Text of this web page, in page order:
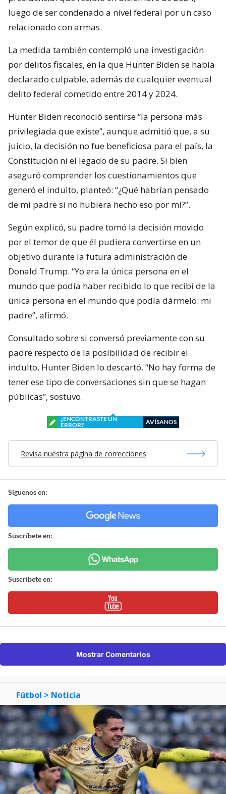
luego de ser condenado a nivel federal por un caso
relacionado con armas.
La medida también contempló una investigación
por delitos fiscales, en la que Hunter Biden se había
declarado culpable, además de cualquier eventual
delito federal cometido entre 2014 y 2024.
Hunter Biden reconoció sentirse “la persona más
privilegiada que existe”, aunque admitió que, a su
juicio, la decisión no fue beneficiosa para el país, la
Constitución ni el legado de su padre. Si bien
aseguró comprender los cuestionamientos que
generó el indulto, planteó: “¿Qué habrían pensado
de mi padre si no hubiera hecho eso por mí?”.
Según explicó, su padre tomó la decisión movido
por el temor de que él pudiera convertirse en un
objetivo durante la futura administración de
Donald Trump. “Yo era la única persona en el
mundo que podía haber recibido lo que recibí de la
única persona en el mundo que podía dármelo: mi
padre”, afirmó.
Consultado sobre si conversó previamente con su
padre respecto de la posibilidad de recibir el
indulto, Hunter Biden lo descartó. “No hay forma de
tener ese tipo de conversaciones sin que se hagan
públicas”, sostuvo.
¿ENCONTRASTE UN
ERROR?
AVÍSANOS
Revisa nuestra página de correcciones
Síguenos en:
Suscríbete en:
Suscríbete en:
Mostrar Comentarios
Fútbol > Noticia